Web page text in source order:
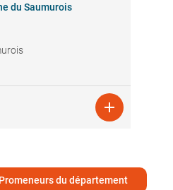
du Saumurois

du département